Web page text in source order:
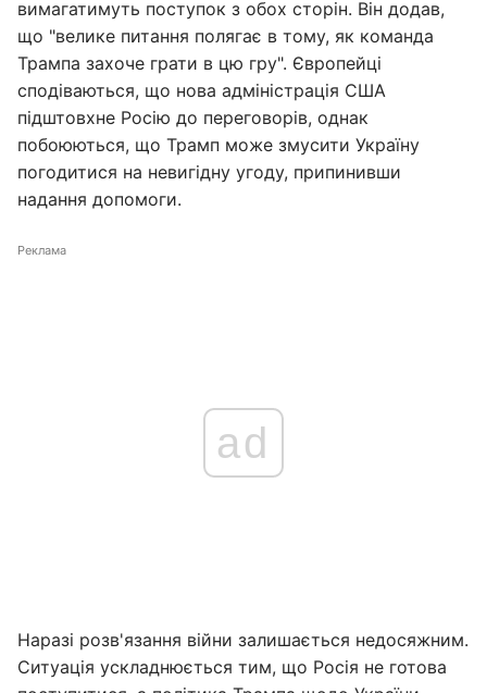
вимагатимуть поступок з обох сторін. Він додав,
що "велике питання полягає в тому, як команда
Трампа захоче грати в цю гру". Європейці
сподіваються, що нова адміністрація США
підштовхне Росію до переговорів, однак
побоюються, що Трамп може змусити Україну
погодитися на невигідну угоду, припинивши
надання допомоги.
Реклама
ad
Наразі розв'язання війни залишається недосяжним.
Ситуація ускладнюється тим, що Росія не готова